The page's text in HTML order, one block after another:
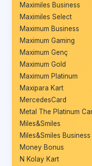
Maximiles Business
Maximiles Select
Maximum Business
Maximum Gaming
Maximum Genç
Maximum Gold
Maximum Platinum
Maxipara Kart
MercedesCard
Metal The Platinum
Miles&Smiles
Miles&Smiles Business
Money Bonus
N Kolay Kart